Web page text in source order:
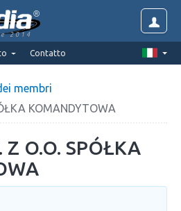
2014
Contatto
membri
KOMANDYTOWA
Z O.O. SPÓŁKA